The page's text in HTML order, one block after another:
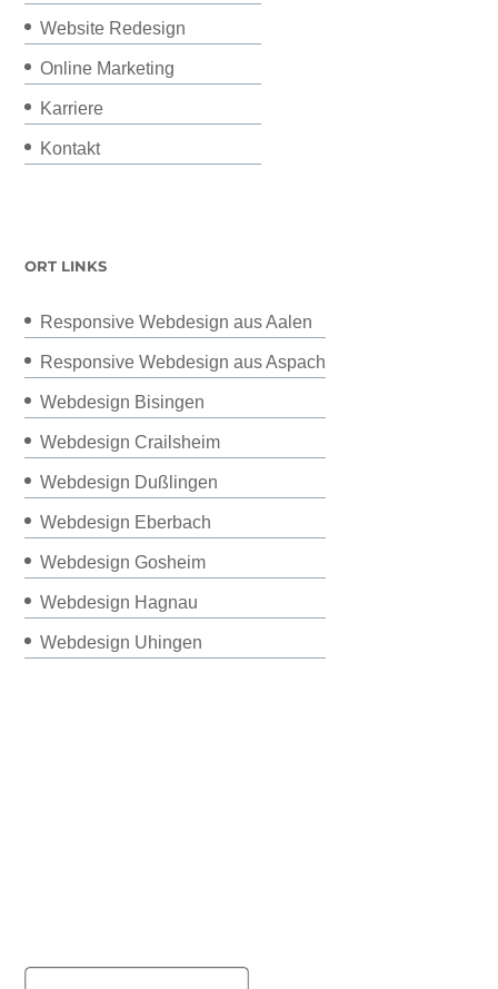
Website Redesign
Online Marketing
Karriere
Kontakt
ORT LINKS
Responsive Webdesign aus Aalen
Responsive Webdesign aus Aspach
Webdesign Bisingen
Webdesign Crailsheim
Webdesign Dußlingen
Webdesign Eberbach
Webdesign Gosheim
Webdesign Hagnau
Webdesign Uhingen